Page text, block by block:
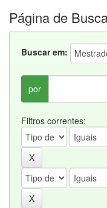
Página de
Buscar em:
por
Filtros correntes: